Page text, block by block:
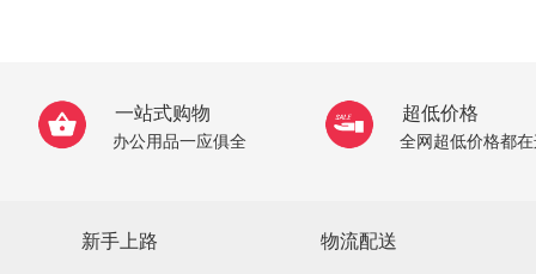
一站式购物
办公用品一应俱全
超低价格
全网超低价格都
新手上路 物流配送